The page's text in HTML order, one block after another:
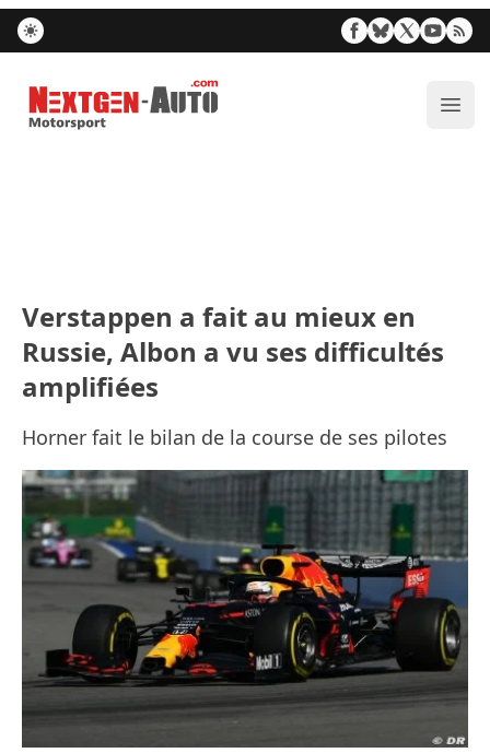
Nextgen-Auto.com
Verstappen a fait au mieux en
Russie, Albon a vu ses difficultés
amplifiées
Horner fait le bilan de la course de ses pilotes